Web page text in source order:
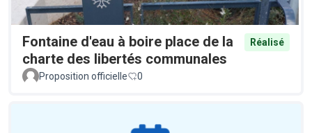
Fontaine d'eau à boire place de la
charte des libertés communales
Réalisé
Proposition officielle 0